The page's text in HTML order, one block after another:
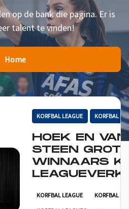
op de bank die pagina. Er is
talent te vinden!
Home
KORFBAL LEAGUE KORFBAL
HOEK EN VAN
STEEN
WINNAARS
KORFBAL LEAGUE KORFBAL